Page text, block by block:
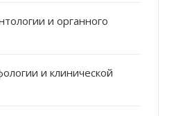
и органного
и клинической